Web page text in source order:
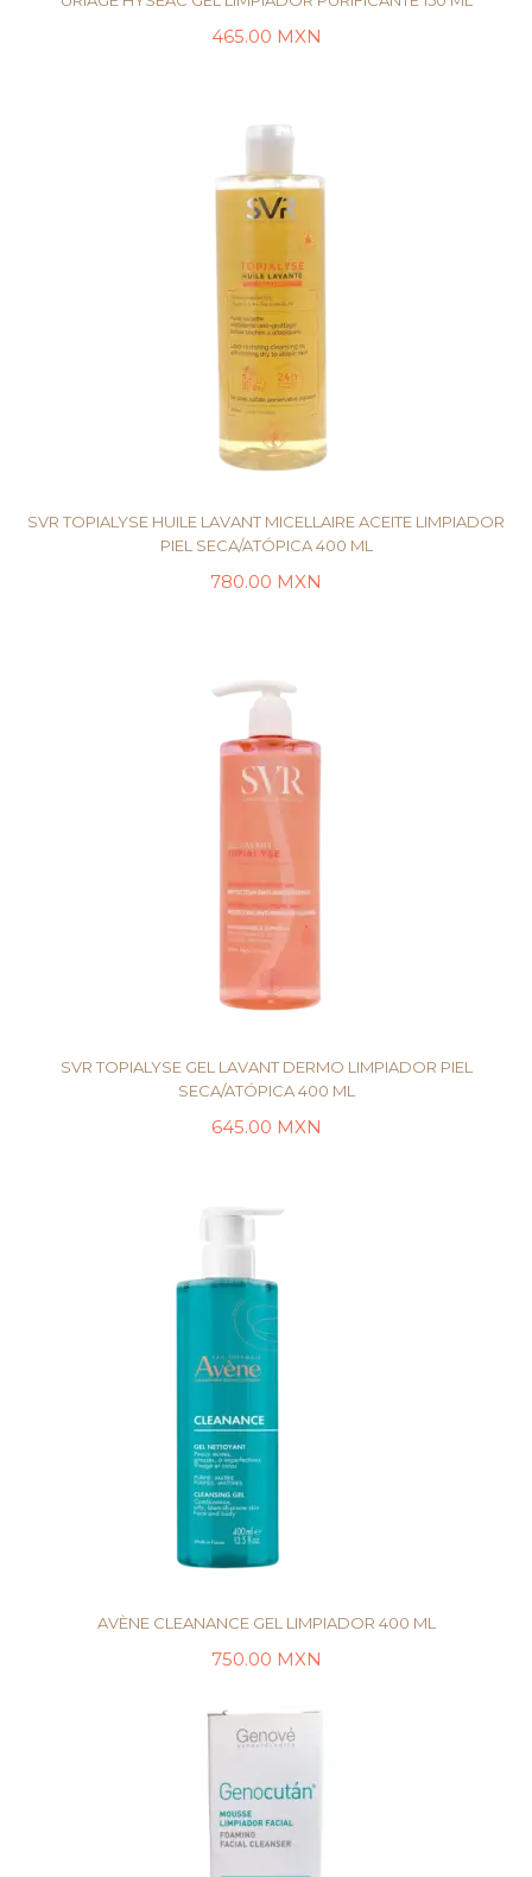
465.00 MXN
SVR TOPIALYSE HUILE LAVANT MICELLAIRE ACEITE LIMPIADOR
PIEL SECA/ATÓPICA 400 ML
780.00 MXN
SVR TOPIALYSE GEL LAVANT DERMO LIMPIADOR PIEL
SECA/ATÓPICA 400 ML
645.00 MXN
AVÈNE CLEANANCE GEL LIMPIADOR 400 ML
750.00 MXN